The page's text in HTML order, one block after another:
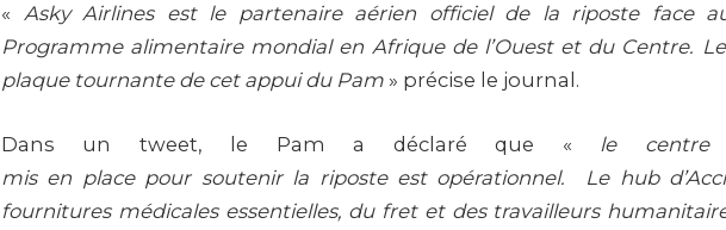
« Asky Airlines est le partenaire aérien officiel de la riposte face
Programme alimentaire mondial en Afrique de l’Ouest et du Centre.
plaque tournante de cet appui du Pam » précise le journal.
Dans un tweet, le Pam a déclaré que « le centre
mis en place pour soutenir la riposte est opérationnel. Le hub
fournitures médicales essentielles, du fret et des travailleurs